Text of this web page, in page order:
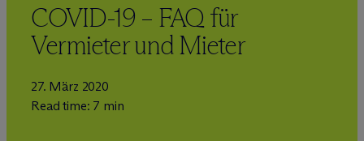
COVID-19 – FAQ für
Vermieter und Mieter
27. März 2020
Read time: 7 min